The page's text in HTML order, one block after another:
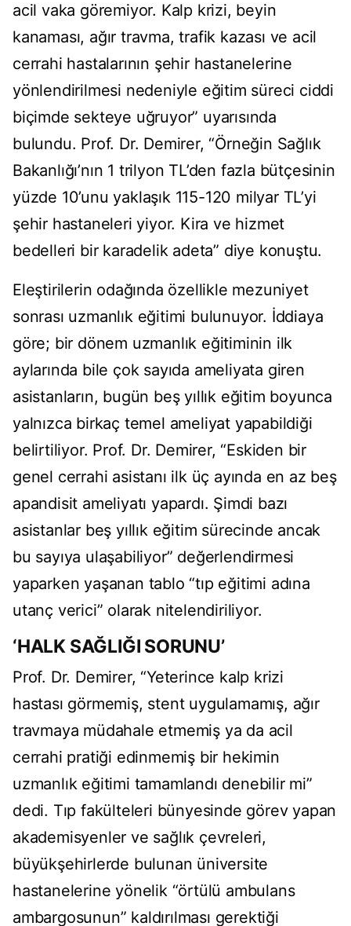
acil vaka göremiyor. Kalp krizi, beyin
kanaması, ağır travma, trafik kazası ve acil
cerrahi hastalarının şehir hastanelerine
yönlendirilmesi nedeniyle eğitim süreci ciddi
biçimde sekteye uğruyor” uyarısında
bulundu. Prof. Dr. Demirer, “Örneğin Sağlık
Bakanlığı’nın 1 trilyon TL’den fazla bütçesinin
yüzde 10’unu yaklaşık 115-120 milyar TL’yi
şehir hastaneleri yiyor. Kira ve hizmet
bedelleri bir karadelik adeta” diye konuştu.
Eleştirilerin odağında özellikle mezuniyet
sonrası uzmanlık eğitimi bulunuyor. İddiaya
göre; bir dönem uzmanlık eğitiminin ilk
aylarında bile çok sayıda ameliyata giren
asistanların, bugün beş yıllık eğitim boyunca
yalnızca birkaç temel ameliyat yapabildiği
belirtiliyor. Prof. Dr. Demirer, “Eskiden bir
genel cerrahi asistanı ilk üç ayında en az beş
apandisit ameliyatı yapardı. Şimdi bazı
asistanlar beş yıllık eğitim sürecinde ancak
bu sayıya ulaşabiliyor” değerlendirmesi
yaparken yaşanan tablo “tıp eğitimi adına
utanç verici” olarak nitelendiriliyor.
‘HALK SAĞLIĞI SORUNU’
Prof. Dr. Demirer, “Yeterince kalp krizi
hastası görmemiş, stent uygulamamış, ağır
travmaya müdahale etmemiş ya da acil
cerrahi pratiği edinmemiş bir hekimin
uzmanlık eğitimi tamamlandı denebilir mi”
dedi. Tıp fakülteleri bünyesinde görev yapan
akademisyenler ve sağlık çevreleri,
büyükşehirlerde bulunan üniversite
hastanelerine yönelik “örtülü ambulans
ambargosunun” kaldırılması gerektiği